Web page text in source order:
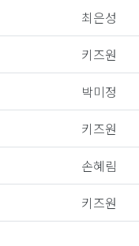
최은성
키즈원
박미정
키즈원
손혜림
키즈원